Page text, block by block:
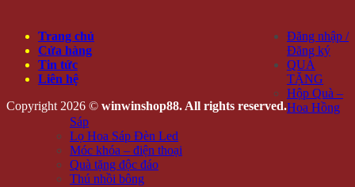
Trang chủ
Cửa hàng
Tin tức
Liên hệ
Copyright 2026 © winwinshop88. All rights reserved.
Đăng nhập /
Đăng ký
QUÀ
TẶNG
Hộp Quà –
Hoa Hồng
Sáp
Lọ Hoa Sáp Đèn Led
Móc khóa – điện thoại
Quà tặng độc đáo
Thú nhồi bông